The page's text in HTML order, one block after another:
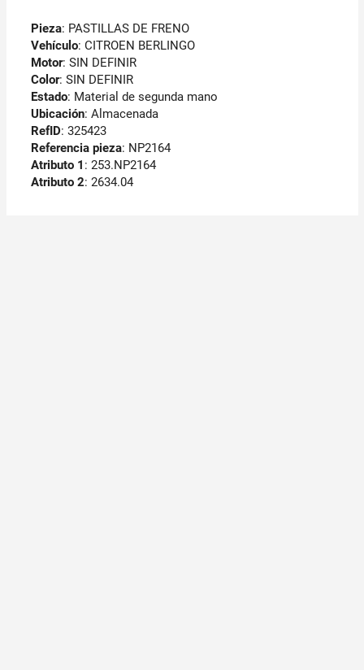
Pieza: PASTILLAS DE FRENO
Vehículo: CITROEN BERLINGO
Motor: SIN DEFINIR
Color: SIN DEFINIR
Estado: Material de segunda mano
Ubicación: Almacenada
RefID: 325423
Referencia pieza: NP2164
Atributo 1 : 253.NP2164
Atributo 2: 2634.04